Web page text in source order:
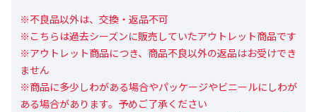
※不良品以外は、交換・返品不可
※こちらは過去シーズンに販売していたアウトレット商品です
※アウトレット商品につき、商品不良以外の返品はお受けでき
ません
※商品に多少しわがある場合やパッケージやビニールにしわが
ある場合があります。予めご了承ください